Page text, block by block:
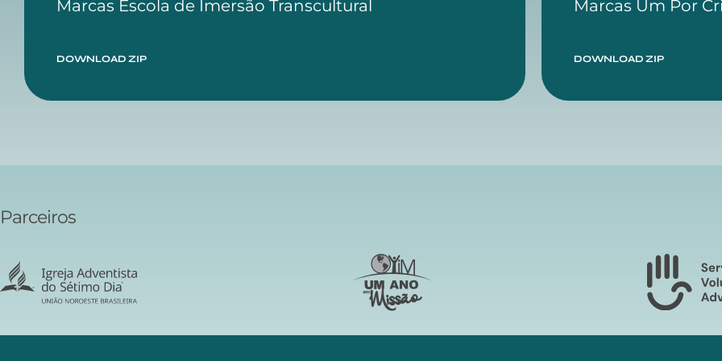
Marcas Escola de Imersão Transcultural
DOWNLOAD ZIP
Marcas Um Por
DOWNLOAD ZIP
Parceiros